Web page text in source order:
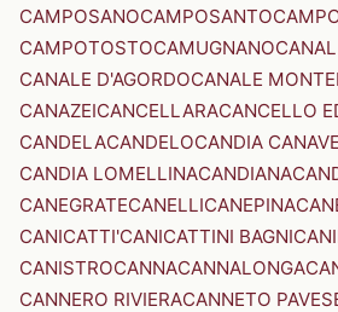
CAMPOSANOCAMPOSANTO
CAMPOTOSTOCAMUGNANO
CANALE D'AGORDOCANALE
CANAZEICANCELLARACANCELLO
CANDELACANDELOCANDIA
CANDIA LOMELLINACANDIANA
CANEGRATECANELLICANEPINA
CANICATTI'CANICATTINI BAGNI
CANISTROCANNACANNALONGA
CANNERO RIVIERACANNETO